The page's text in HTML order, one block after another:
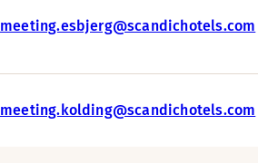
meeting.esbjerg@scandichotels.com
meeting.kolding@scandichotels.com